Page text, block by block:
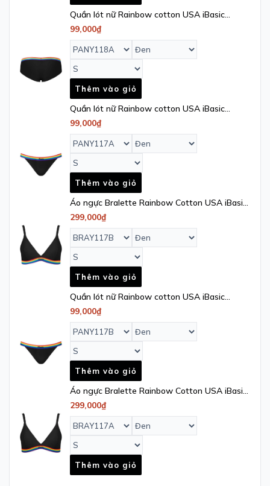
Quần lót nữ Rainbow cotton USA iBasic
kháng khuẩn lưng sọc phom hipster -
PANY118A
99,000₫
Thêm vào giỏ
Quần lót nữ Rainbow cotton USA iBasic
kháng khuẩn lưng sọc phom tanga -
PANY117A
99,000₫
Thêm vào giỏ
Áo ngực Bralette Rainbow Cotton USA iBasic
mút mỏng tam giác lưng sọc loang -
BRAY117B
299,000₫
Thêm vào giỏ
Quần lót nữ Rainbow cotton USA iBasic
kháng khuẩn lưng sọc loang phom tanga -
PANY117B
99,000₫
Thêm vào giỏ
Áo ngực Bralette Rainbow Cotton USA iBasic
mút mỏng tam giác lưng sọc - BRAY117A
299,000₫
Thêm vào giỏ